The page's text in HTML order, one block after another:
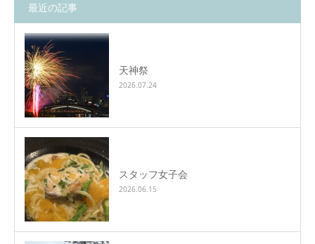
最近の記事
天神祭
2026.07.24
スタッフ女子会
2026.06.15